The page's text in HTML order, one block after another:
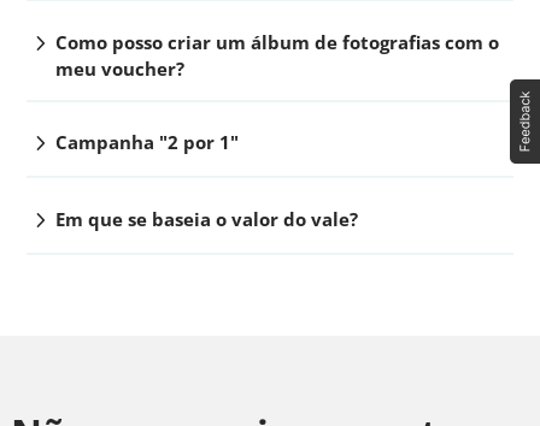
chevron_right Como posso criar um álbum de fotografias com o
meu voucher?
chevron_right Campanha "2 por 1"
chevron_right Em que se baseia o valor do vale?